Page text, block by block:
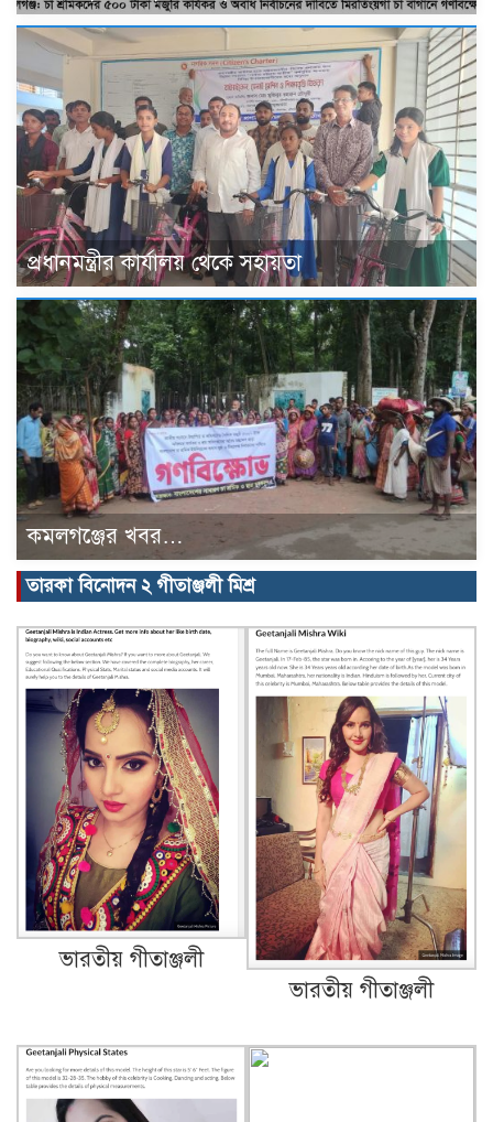
প্রধানমন্ত্রীর কার্যালয় থেকে সহায়তা
কমলগঞ্জের খবর…
তারকা বিনোদন ২ গীতাঞ্জলী মিশ্র
ভারতীয় গীতাঞ্জলী
ভারতীয় গীতাঞ্জলী